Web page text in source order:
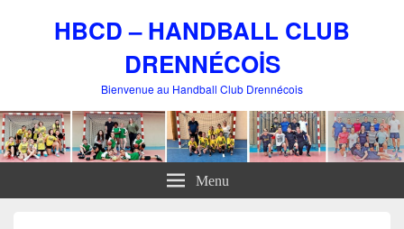
HBCD – HANDBALL CLUB
DRENNÉCOİS
Bienvenue au Handball Club Drennécois
Menu